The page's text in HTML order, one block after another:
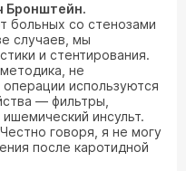
Бронштейн.
больных со стенозами
случаев, мы
и стентирования.
не
используются
— фильтры,
инсульт.
говоря, я не могу
после каротидной